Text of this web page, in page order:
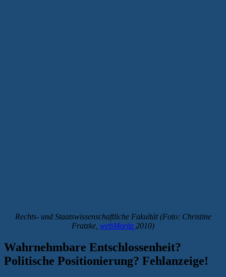
Rechts- und Staatswissenschaftliche Fakultät (Foto: Christine
Fratzke, webMoritz 2010)
Wahrnehmbare Entschlossenheit?
Politische Positionierung? Fehlanzeige!